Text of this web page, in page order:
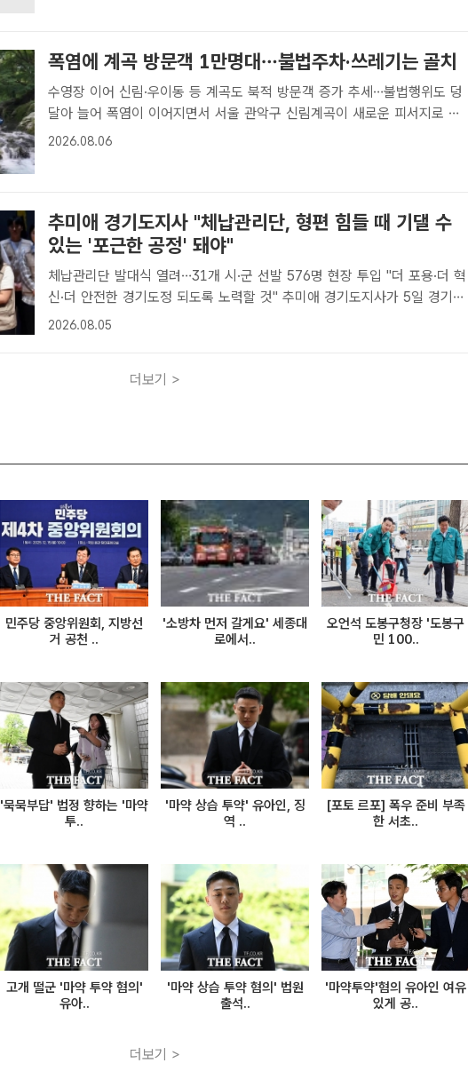
폭염에 계곡 방문객 1만명대…불법주차·쓰레기는 골치
수영장 이어 신림·우이동 등 계곡도 북적 방문객 증가 추세…불법행위도 덩
달아 늘어 폭염이 이어지면서 서울 관악구 신림계곡이 새로운 피서지로 떠
오르고 있다. /관악구[더팩트ㅣ문화영 기자] 연일 35도를 웃도는 폭염이 이
2026.08.06
추미애 경기도지사 "체납관리단, 형편 힘들 때 기댈 수
있는 '포근한 공정' 돼야"
체납관리단 발대식 열려…31개 시·군 선발 576명 현장 투입 "더 포용·더 혁
신·더 안전한 경기도정 되도록 노력할 것" 추미애 경기도지사가 5일 경기도
청 다산홀에서 진행된 ‘2026년 경기도 체납관리단 발대식’에서 "'포근한 공
2026.08.05
더보기 >
민주당 중앙위원회, 지방선
거 공천 ..
'소방차 먼저 갈게요' 세종대
로에서..
오언석 도봉구청장 '도봉구
민 100..
'묵묵부답' 법정 향하는 '마약
투..
'마약 상습 투약' 유아인, 징
역 ..
[포토 르포] 폭우 준비 부족
한 서초..
고개 떨군 '마약 투약 혐의'
유아..
'마약 상습 투약 혐의' 법원
출석..
'마약투약'혐의 유아인 여유
있게 공..
더보기 >